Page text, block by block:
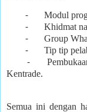
⁃
Modul
⁃
Khidmat
⁃
Group
⁃
Tip tip
⁃
Kentrade.
Semua ini dengan